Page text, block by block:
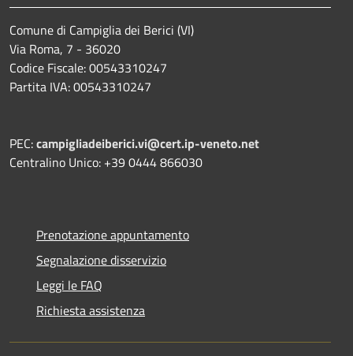
Comune di Campiglia dei Berici (VI)
Via Roma, 7 - 36020
Codice Fiscale: 00543310247
Partita IVA: 00543310247
PEC:campigliadeiberici.vi@cert.ip-veneto.net
Centralino Unico: +39 0444 866030
Prenotazione appuntamento
Segnalazione disservizio
Leggi le FAQ
Richiesta assistenza